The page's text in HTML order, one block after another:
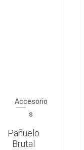
Accesorio
s
Pañuelo
Brutal